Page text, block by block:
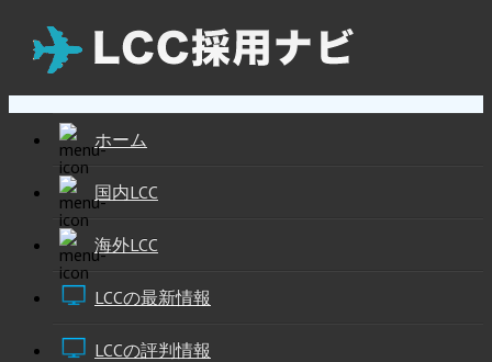
ホーム
国内LCC
海外LCC
LCCの最新情報
LCCの評判情報